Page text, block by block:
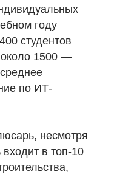
году
студентов
около 1500 —
по ИТ-
несмотря
входит в топ-10